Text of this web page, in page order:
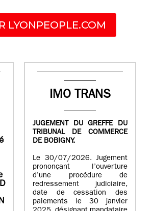
LYONPEOPLE.COM
IMO TRANS
JUGEMENT DU GREFFE DU
TRIBUNAL DE COMMERCE
DE BOBIGNY.
Le 30/07/2026. Jugement
prononçant l’ouverture
d’une procédure de
redressement judiciaire,
date de cessation des
paiements le 30 janvier